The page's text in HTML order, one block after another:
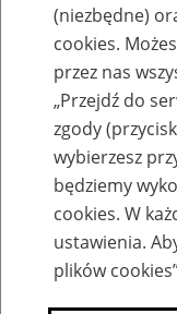
Rejestry, ewidencje i archiwa
Baza
Nazwa zakładu pracy:
SZUKAJ
(niezbędne)
cookies.
przez nas
„Przejdź do
zgody
wybierzesz
będziemy
cookies. W
ustawienia.
plików